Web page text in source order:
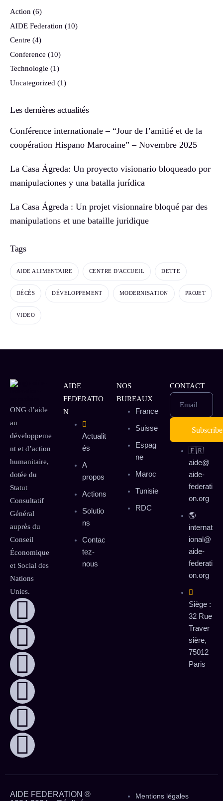
Action (6)
AIDE Federation (10)
Centre (4)
Conference (10)
Technologie (1)
Uncategorized (1)
Les dernières actualités
Conférence internationale – “Jour de l’amitié et de la
coopération Hispano Marocaine” – Novembre 2025
La Casa Ágreda: Un proyecto visionario bloqueado por
manipulaciones y una batalla jurídica
La Casa Ágreda : Un projet visionnaire bloqué par des
manipulations et une bataille juridique
Tags
AIDE ALIMENTAIRE CENTRE D'ACCUEIL DETTE
DÉCÈS DÉVELOPPEMENT MODERNISATION PROJET
VIDEO
ONG d’aide
au
développeme
nt et d’action
humanitaire,
dotée du
Statut
Consultatif
Général
auprès du
Conseil
Économique
et Social des
Nations
Unies.
AIDE
FEDERATIO
N
Actualit
és
A
propos
Actions
Solutio
ns
Contac
tez-
nous
NOS
BUREAUX
France
Suisse
Espag
ne
Maroc
Tunisie
RDC
CONTACT
Email
🇫🇷
aide@
aide-
federati
on.org
🌎
internat
ional@
aide-
federati
on.org
Siège :
32 Rue
Traver
sière,
75012
Paris
AIDE FEDERATION ®
Mentions légales